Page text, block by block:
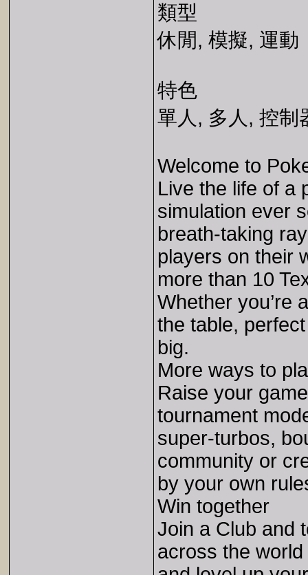
類型
休閒, 模擬, 運動
特色
單人, 多人, 控制
Welcome to
Live the life of a
simulation ever
breath-taking
players on their
more than 10
Whether you’re
the table,
big.
More ways to
Raise your
tournament
super-turbos,
community or
by your own
Win together
Join a Club and
across the